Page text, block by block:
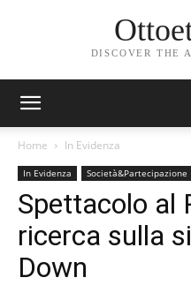
DISCOVER THE
Home In Evidenza
In Evidenza Società&Partecipazione
Spettacolo al
ricerca sulla
Down